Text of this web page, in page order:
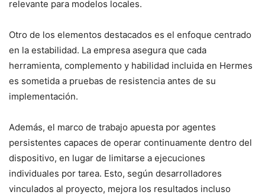
relevante para modelos locales.
Otro de los elementos destacados es el enfoque centrado
en la estabilidad. La empresa asegura que cada
herramienta, complemento y habilidad incluida en Hermes
es sometida a pruebas de resistencia antes de su
implementación.
Además, el marco de trabajo apuesta por agentes
persistentes capaces de operar continuamente dentro del
dispositivo, en lugar de limitarse a ejecuciones
individuales por tarea. Esto, según desarrolladores
vinculados al proyecto, mejora los resultados incluso